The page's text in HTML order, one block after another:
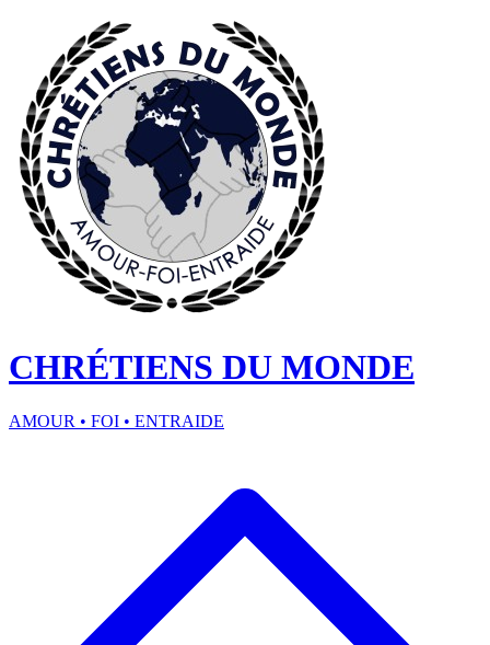
CHRÉTIENS DU MONDE
AMOUR • FOI • ENTRAIDE